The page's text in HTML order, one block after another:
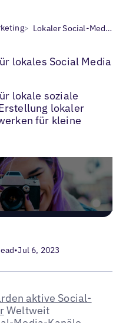
> Lokaler Social-Media-Leitfaden für Unternehmen mit mehreren Standorten
lokales Social Media
lokale soziale
lokaler
für kleine
•Jul 6, 2023
aktive Social-
Weltweit